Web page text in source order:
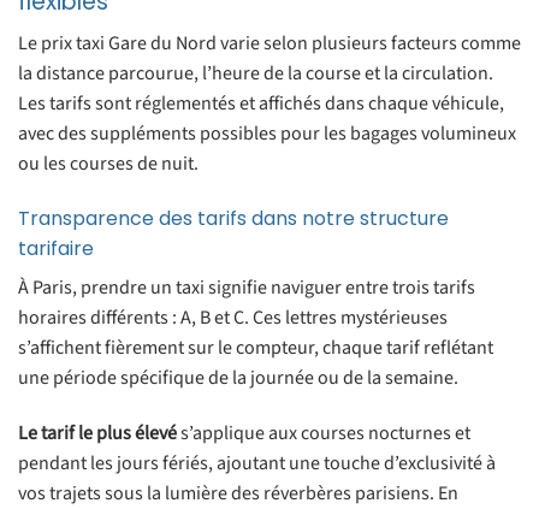
Le prix taxi Gare du Nord varie selon plusieurs facteurs comme
la distance parcourue, l’heure de la course et la circulation.
Les tarifs sont réglementés et affichés dans chaque véhicule,
avec des suppléments possibles pour les bagages volumineux
ou les courses de nuit.
Transparence des tarifs dans notre structure
tarifaire
À Paris, prendre un taxi signifie naviguer entre trois tarifs
horaires différents : A, B et C. Ces lettres mystérieuses
s’affichent fièrement sur le compteur, chaque tarif reflétant
une période spécifique de la journée ou de la semaine.
Le tarif le plus élevés’applique aux courses nocturnes et
pendant les jours fériés, ajoutant une touche d’exclusivité à
vos trajets sous la lumière des réverbères parisiens. En